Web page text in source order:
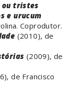
ou tristes
e urucum
Coprodutor.
(2010), de
(2009), de
de Francisco